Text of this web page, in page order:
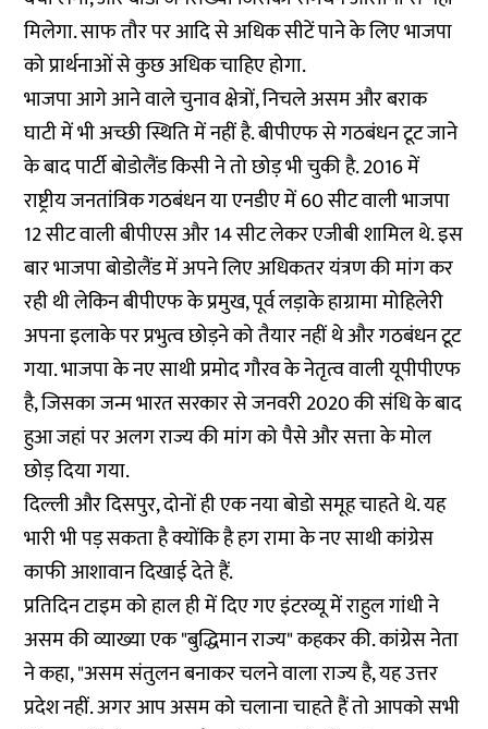
मिलेगा. साफ तौर पर आदि से अधिक सीटें पाने के लिए भाजपा
को प्रार्थनाओं से कुछ अधिक चाहिए होगा.
भाजपा आगे आने वाले चुनाव क्षेत्रों, निचले असम और बराक
घाटी में भी अच्छी स्थिति में नहीं है. बीपीएफ से गठबंधन टूट जाने
के बाद पार्टी बोडोलैंड किसी ने तो छोड़ भी चुकी है. 2016 में
राष्ट्रीय जनतांत्रिक गठबंधन या एनडीए में 60 सीट वाली भाजपा
12 सीट वाली बीपीएस और 14 सीट लेकर एजीबी शामिल थे. इस
बार भाजपा बोडोलैंड में अपने लिए अधिकतर यंत्रण की मांग कर
रही थी लेकिन बीपीएफ के प्रमुख, पूर्व लड़ाके हाग्रामा मोहिलेरी
अपना इलाके पर प्रभुत्व छोड़ने को तैयार नहीं थे और गठबंधन टूट
गया. भाजपा के नए साथी प्रमोद गौरव के नेतृत्व वाली यूपीपीएफ
है, जिसका जन्म भारत सरकार से जनवरी 2020 की संधि के बाद
हुआ जहां पर अलग राज्य की मांग को पैसे और सत्ता के मोल
छोड़ दिया गया.
दिल्ली और दिसपुर, दोनों ही एक नया बोडो समूह चाहते थे. यह
भारी भी पड़ सकता है क्योंकि है हग रामा के नए साथी कांग्रेस
काफी आशावान दिखाई देते हैं.
प्रतिदिन टाइमको हाल ही में दिए गए इंटरव्यू में राहुल गांधी ने
असम की व्याख्या एक "बुद्धिमान राज्य" कहकर की. कांग्रेस नेता
ने कहा, "असम संतुलन बनाकर चलने वाला राज्य है, यह उत्तर
प्रदेश नहीं. अगर आप असम को चलाना चाहते हैं तो आपको सभी